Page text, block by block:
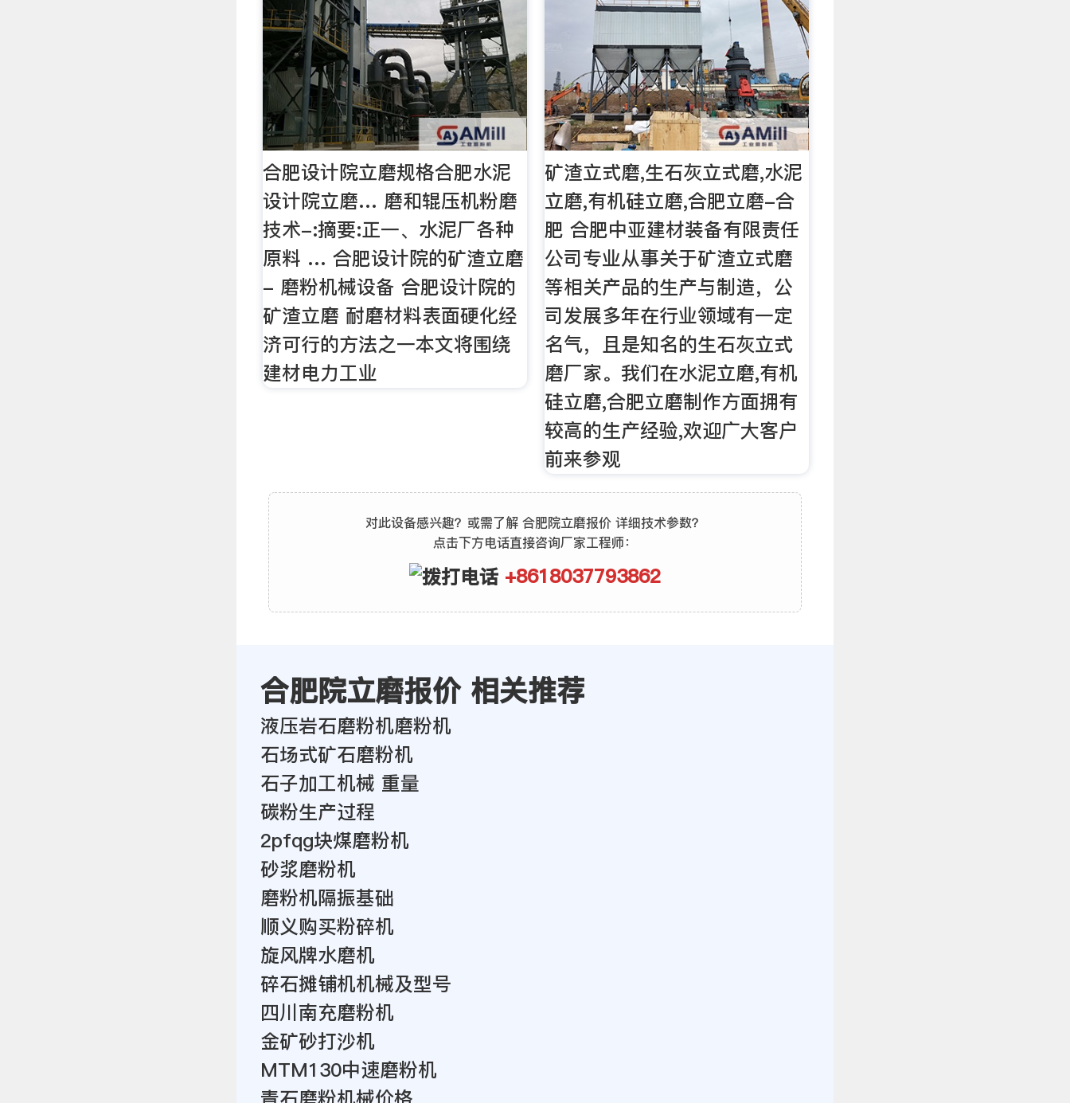
合肥设计院立磨规格合肥水泥
设计院立磨… 磨和辊压机粉磨
技术-:摘要:正一、水泥厂各种
原料 … 合肥设计院的矿渣立磨
- 磨粉机械设备 合肥设计院的
矿渣立磨 耐磨材料表面硬化经
济可行的方法之一本文将围绕
建材电力工业
矿渣立式磨,生石灰立式磨,水泥
立磨,有机硅立磨,合肥立磨-合
肥 合肥中亚建材装备有限责任
公司专业从事关于矿渣立式磨
等相关产品的生产与制造，公
司发展多年在行业领域有一定
名气，且是知名的生石灰立式
磨厂家。我们在水泥立磨,有机
硅立磨,合肥立磨制作方面拥有
较高的生产经验,欢迎广大客户
前来参观
对此设备感兴趣？或需了解 合肥院立磨报价 详细技术参数？
点击下方电话直接咨询厂家工程师：
+8618037793862
合肥院立磨报价 相关推荐
液压岩石磨粉机磨粉机
石场式矿石磨粉机
石子加工机械 重量
碳粉生产过程
2pfqg块煤磨粉机
砂浆磨粉机
磨粉机隔振基础
顺义购买粉碎机
旋风牌水磨机
碎石摊铺机机械及型号
四川南充磨粉机
金矿砂打沙机
MTM130中速磨粉机